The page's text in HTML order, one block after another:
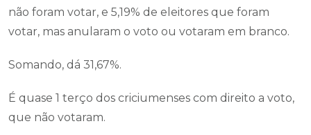
não foram votar, e 5,19% de eleitores que foram
votar, mas anularam o voto ou votaram em branco.
Somando, dá 31,67%.
É quase 1 terço dos criciumenses com direito a voto,
que não votaram.